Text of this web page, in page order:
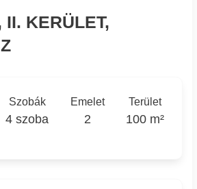
II. KERÜLET,
Szobák
4 szoba
Emelet
2
Terület
100 m²